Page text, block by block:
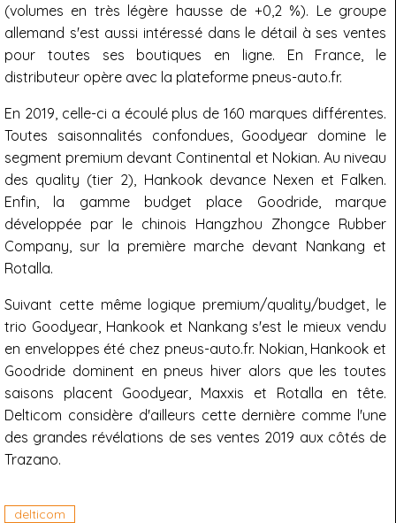
(volumes en très légère hausse de +0,2 %). Le groupe
allemand s'est aussi intéressé dans le détail à ses ventes
pour toutes ses boutiques en ligne. En France, le
distributeur opère avec la plateforme pneus-auto.fr.
En 2019, celle-ci a écoulé plus de 160 marques différentes.
Toutes saisonnalités confondues, Goodyear domine le
segment premium devant Continental et Nokian. Au niveau
des quality (tier 2), Hankook devance Nexen et Falken.
Enfin, la gamme budget place Goodride, marque
développée par le chinois Hangzhou Zhongce Rubber
Company, sur la première marche devant Nankang et
Rotalla.
Suivant cette même logique premium/quality/budget, le
trio Goodyear, Hankook et Nankang s'est le mieux vendu
en enveloppes été chez pneus-auto.fr. Nokian, Hankook et
Goodride dominent en pneus hiver alors que les toutes
saisons placent Goodyear, Maxxis et Rotalla en tête.
Delticom considère d'ailleurs cette dernière comme l'une
des grandes révélations de ses ventes 2019 aux côtés de
Trazano.
delticom